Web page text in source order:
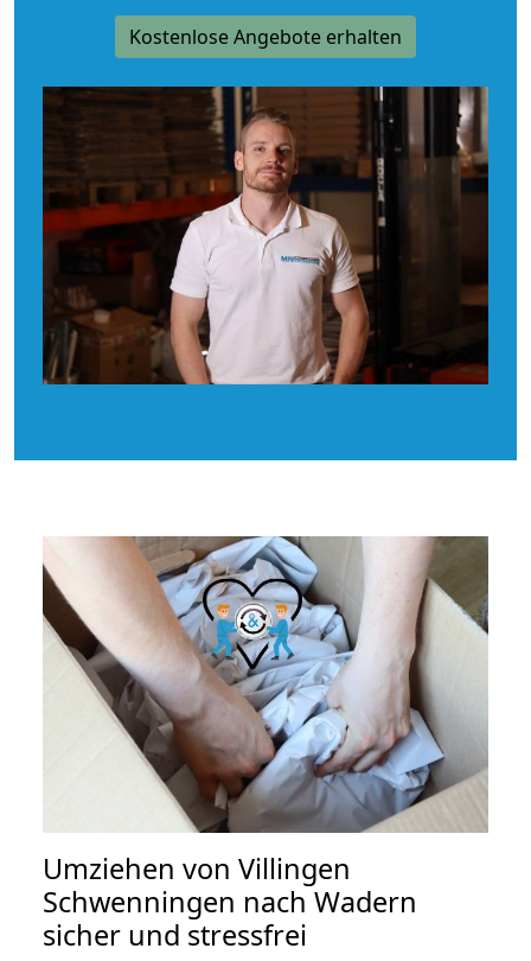
Kostenlose Angebote erhalten
Umziehen von Villingen
Schwenningen nach Wadern
sicher und stressfrei